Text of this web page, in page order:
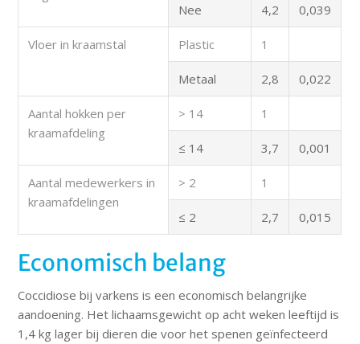
Nee
4,2 0,039
Vloer in kraamstal Plastic 1
Metaal 2,8 0,022
Aantal hokken per
kraamafdeling
> 14 1
≤ 14 3,7 0,001
Aantal medewerkers in
kraamafdelingen
> 2 1
≤ 2 2,7 0,015
Economisch belang
Coccidiose bij varkens is een economisch belangrijke
aandoening. Het lichaamsgewicht op acht weken leeftijd is
1,4 kg lager bij dieren die voor het spenen geïnfecteerd